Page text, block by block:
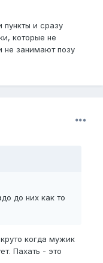
и сразу
которые не
занимают позу
до них как то
когда мужик
Пахать - это